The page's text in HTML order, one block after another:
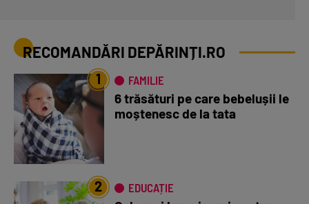
RECOMANDĂRI DEPĂRINȚI.RO
1 FAMILIE
6 trăsături pe care bebelușii le
moștenesc de la tata
2 EDUCAȚIE